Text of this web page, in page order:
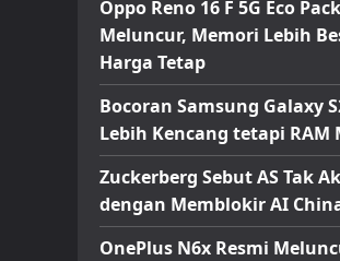
Oppo Reno 16 F 5G Eco
Meluncur, Memori Lebih
Harga Tetap
Bocoran Samsung Galaxy
Lebih Kencang tetapi RAM
Zuckerberg Sebut AS Tak
dengan Memblokir AI
OnePlus N6x Resmi